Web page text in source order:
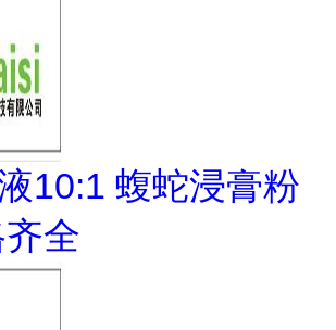
10:1 蝮蛇浸膏粉
全